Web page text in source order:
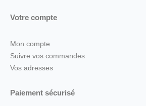
Votre compte
Mon compte
Suivre vos commandes
Vos adresses
Paiement sécurisé